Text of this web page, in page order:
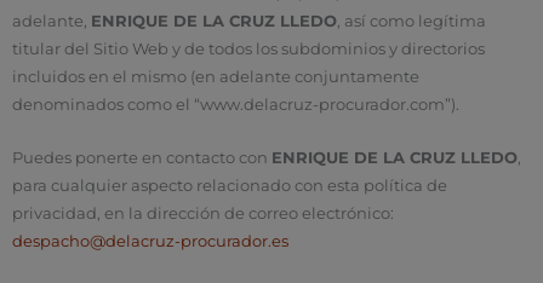
adelante, ENRIQUE DE LA CRUZ LLEDO, así como legítima
titular del Sitio Web y de todos los subdominios y directorios
incluidos en el mismo (en adelante conjuntamente
denominados como el “www.delacruz-procurador.com”).
Puedes ponerte en contacto con ENRIQUE DE LA CRUZ LLEDO
para cualquier aspecto relacionado con esta política de
privacidad, en la dirección de correo electrónico:
despacho@delacruz-procurador.es